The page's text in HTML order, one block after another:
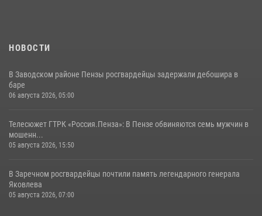
НОВОСТИ
В Заводском районе Пензы росгвардейцы задержали дебошира в
баре
06 августа 2026, 05:00
Телесюжет ГТРК «Россия.Пенза»: В Пензе обвиняются семь мужчин в
мошенн...
05 августа 2026, 15:50
В Заречном росгвардейцы почтили память легендарного генерала
Яковлева
05 августа 2026, 07:00